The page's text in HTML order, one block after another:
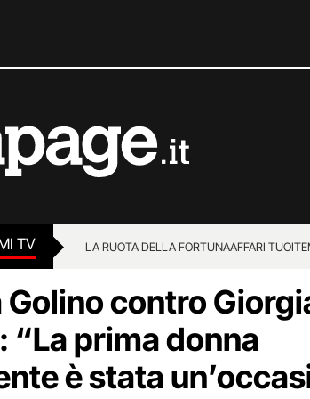
TV LA RUOTA DELLA FORTUNAAFFARI TUOI
Golino contro
“La prima donna
è stata